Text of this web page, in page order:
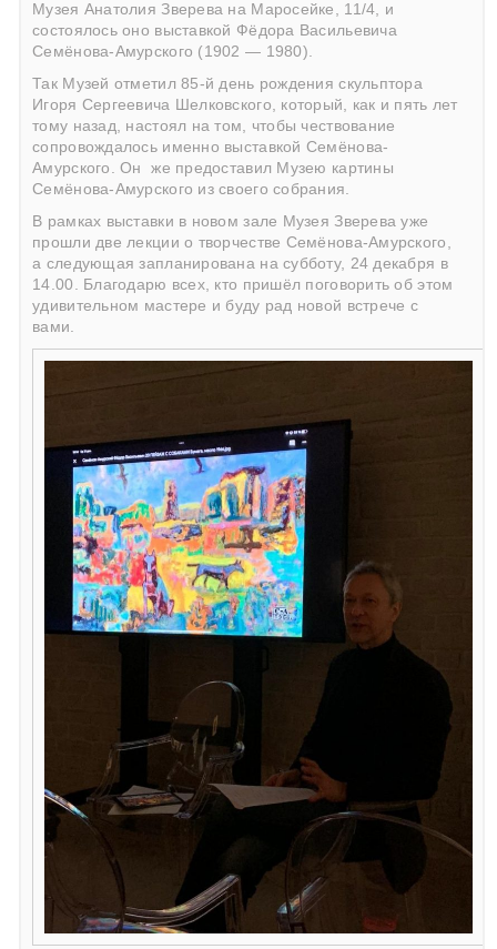
Музея Анатолия Зверева на Маросейке, 11/4, и
состоялось оно выставкой Фёдора Васильевича
Семёнова-Амурского (1902 — 1980).
Так Музей отметил 85-й день рождения скульптора
Игоря Сергеевича Шелковского, который, как и пять лет
тому назад, настоял на том, чтобы чествование
сопровождалось именно выставкой Семёнова-
Амурского. Он
же предоставил Музею картины
Семёнова-Амурского из своего собрания.
В рамках выставки в новом зале Музея Зверева уже
прошли две лекции о творчестве Семёнова-Амурского,
а следующая запланирована на субботу, 24 декабря в
14.00. Благодарю всех, кто пришёл поговорить об этом
удивительном мастере и буду рад новой встрече с
вами.